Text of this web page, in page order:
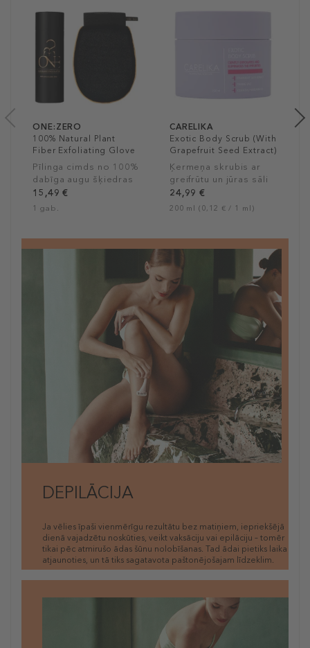
ONE:ZERO
100% Natural Plant
Fiber Exfoliating Glove
Pīlinga cimds no 100%
dabīga augu šķiedras
15,49 €
1 gab.
CARELIKA
Exotic Body Scrub (With
Grapefruit Seed Extract)
Ķermeņa skrubis ar
greifrūtu un jūras sāli
24,99 €
200 ml (0,12 € / 1 ml)
DEPILĀCIJA
Ja vēlies īpaši vienmērīgu rezultātu bez matiņiem, iepriekšējā
dienā vajadzētu noskūties, veikt vaksāciju vai epilāciju – tomēr
tikai pēc atmirušo ādas šūnu nolobīšanas. Tad ādai pietiks laika
atjaunoties, un tā tiks sagatavota paštonējošajam līdzeklim.